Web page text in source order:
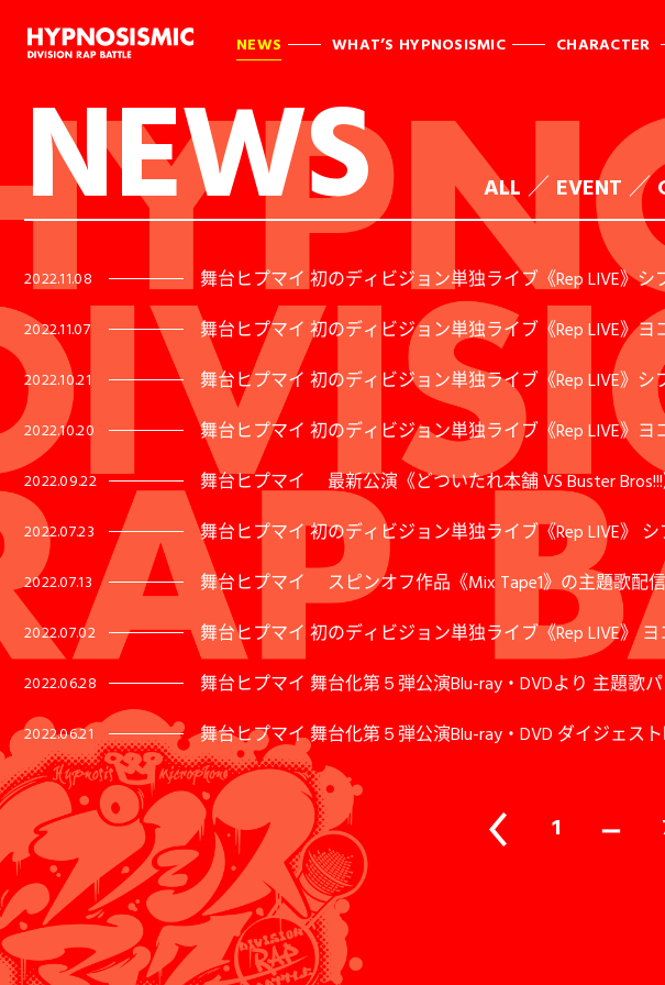
NEWS WHAT’S HYPNOSISMIC CHARACTER
NEWS ALL EVENT
2022.11.08 舞台ヒプマイ 初のディビジョン単独ライブ《Rep LIVE》
2022.11.07 舞台ヒプマイ 初のディビジョン単独ライブ《Rep LIVE》
2022.10.21 舞台ヒプマイ 初のディビジョン単独ライブ《Rep LIVE》
2022.10.20 舞台ヒプマイ 初のディビジョン単独ライブ《Rep LIVE》
2022.09.22 舞台ヒプマイ 最新公演《どついたれ本舗 VS Buster
2022.07.23 舞台ヒプマイ 初のディビジョン単独ライブ《Rep LIVE》
2022.07.13 舞台ヒプマイ スピンオフ作品《Mix Tape1》の主題歌配信
2022.07.02 舞台ヒプマイ 初のディビジョン単独ライブ《Rep LIVE》
2022.06.28 舞台ヒプマイ 舞台化第５弾公演Blu-ray・DVDより 主題歌
2022.06.21 舞台ヒプマイ 舞台化第５弾公演Blu-ray・DVD ダイジェス
1 ー